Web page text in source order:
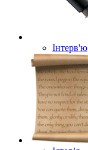
Інтерв'ю